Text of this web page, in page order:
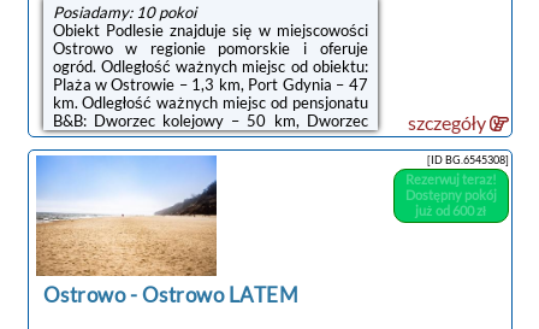
Posiadamy: 10 pokoi
Obiekt Podlesie znajduje się w miejscowości
Ostrowo w regionie pomorskie i oferuje
ogród. Odległość ważnych miejsc od obiektu:
Plaża w Ostrowie – 1,3 km, Port Gdynia – 47
km. Odległość ważnych miejsc od pensjonatu
B&B: Dworzec kolejowy – 50 km, Dworzec
PKP Gdynia Główna – 50 km. Obiekt jest
idealnym wyborem dla niepalących.
Odległość ważnych miejsc od obiektu:
Stocznia Gdynia – 50 km.W każdym pokoju w
obiekcie znajduje się szafa, telewizor z
płaskim ekranem oraz prywatna łazienka.
Pościel i ręczniki są zapewnione. We
wszystkich pokojach w obiekcie zapewniono
...
szczegóły
Ostrowo-Ostrowo LATEM
[ID BG.6545308]
Rezerwuj teraz!
Dostępny pokój
już od 600 zł